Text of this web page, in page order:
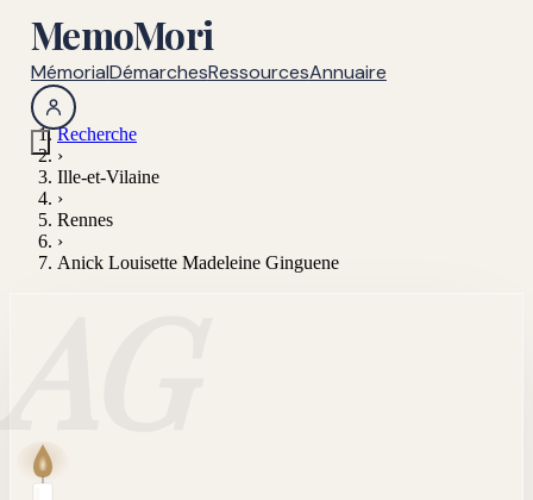
MemoMori
MémorialDémarchesRessourcesAnnuaire
Recherche
›
Ille-et-Vilaine
›
Rennes
›
Anick Louisette Madeleine Ginguene